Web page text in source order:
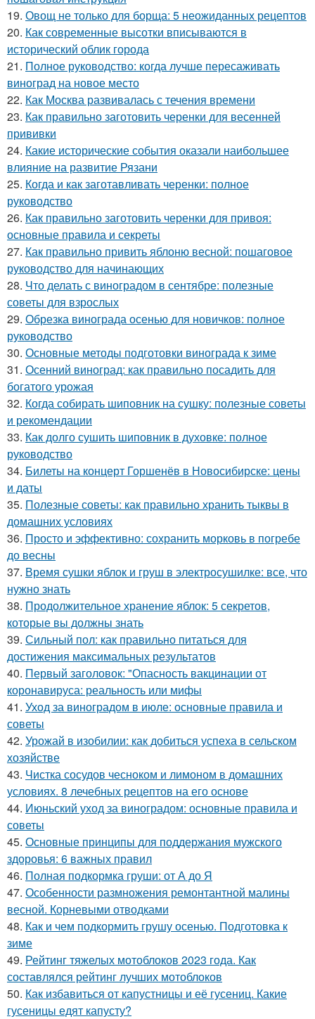
19. Овощ не только для борща: 5 неожиданных рецептов
20. Как современные высотки вписываются в
исторический облик города
21. Полное руководство: когда лучше пересаживать
виноград на новое место
22. Как Москва развивалась с течения времени
23. Как правильно заготовить черенки для весенней
прививки
24. Какие исторические события оказали наибольшее
влияние на развитие Рязани
25. Когда и как заготавливать черенки: полное
руководство
26. Как правильно заготовить черенки для привоя:
основные правила и секреты
27. Как правильно привить яблоню весной: пошаговое
руководство для начинающих
28. Что делать с виноградом в сентябре: полезные
советы для взрослых
29. Обрезка винограда осенью для новичков: полное
руководство
30. Основные методы подготовки винограда к зиме
31. Осенний виноград: как правильно посадить для
богатого урожая
32. Когда собирать шиповник на сушку: полезные советы
и рекомендации
33. Как долго сушить шиповник в духовке: полное
руководство
34. Билеты на концерт Горшенёв в Новосибирске: цены
и даты
35. Полезные советы: как правильно хранить тыквы в
домашних условиях
36. Просто и эффективно: сохранить морковь в погребе
до весны
37. Время сушки яблок и груш в электросушилке: все, что
нужно знать
38. Продолжительное хранение яблок: 5 секретов,
которые вы должны знать
39. Сильный пол: как правильно питаться для
достижения максимальных результатов
40. Первый заголовок: "Опасность вакцинации от
коронавируса: реальность или мифы
41. Уход за виноградом в июле: основные правила и
советы
42. Урожай в изобилии: как добиться успеха в сельском
хозяйстве
43. Чистка сосудов чесноком и лимоном в домашних
условиях. 8 лечебных рецептов на его основе
44. Июньский уход за виноградом: основные правила и
советы
45. Основные принципы для поддержания мужского
здоровья: 6 важных правил
46. Полная подкормка груши: от А до Я
47. Особенности размножения ремонтантной малины
весной. Корневыми отводками
48. Как и чем подкормить грушу осенью. Подготовка к
зиме
49. Рейтинг тяжелых мотоблоков 2023 года. Как
составлялся рейтинг лучших мотоблоков
50. Как избавиться от капустницы и её гусениц. Какие
гусеницы едят капусту?